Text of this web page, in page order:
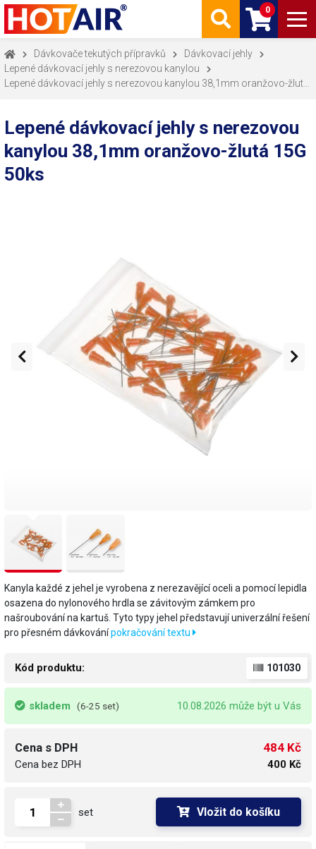
0
Dávkovače tekutých přípravků
Dávkovací jehly
Lepené dávkovací jehly s nerezovou kanylou
Lepené dávkovací jehly s nerezovou kanylou 38,1mm oranžovo-žlutá
Lepené dávkovací jehly s nerezovou
kanylou 38,1mm oranžovo-žlutá 15G
50ks
Kanyla každé z jehel je vyrobena z nerezavějící oceli a pomocí lepidla
osazena do nylonového hrdla se závitovým zámkem pro
našroubování na kartuš. Tyto typy jehel představují univerzální řešení
pro přesném dávkovánípokračování textu
Kód produktu: 101030
skladem (6-25 set) 10.08.2026 může být u Vás
Cena s DPH
Cena bez DPH
484 Kč
400 Kč
set Vložit do košíku